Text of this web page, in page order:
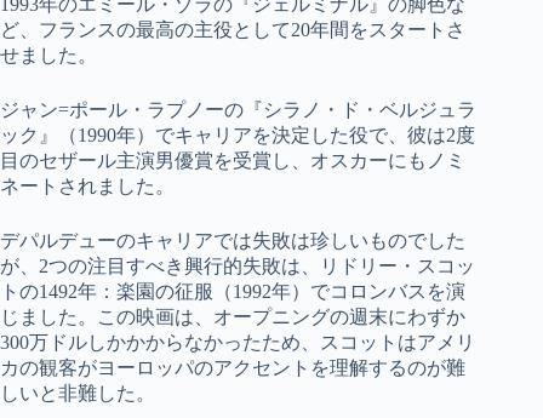
ど、フランスの最高の主役として20年間をスタートさ
せました。
ジャン=ポール・ラプノーの『シラノ・ド・ベルジュラ
ック』（1990年）でキャリアを決定した役で、彼は2度
目のセザール主演男優賞を受賞し、オスカーにもノミ
ネートされました。
デパルデューのキャリアでは失敗は珍しいものでした
が、2つの注目すべき興行的失敗は、リドリー・スコッ
トの1492年：楽園の征服（1992年）でコロンバスを演
じました。この映画は、オープニングの週末にわずか
300万ドルしかかからなかったため、スコットはアメリ
カの観客がヨーロッパのアクセントを理解するのが難
しいと非難した。